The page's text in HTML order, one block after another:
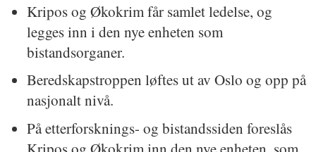
Kripos og Økokrim får samlet ledelse, og
legges inn i den nye enheten som
bistandsorganer.
Beredskapstroppen løftes ut av Oslo og opp på
nasjonalt nivå.
På etterforsknings- og bistandssiden foreslås